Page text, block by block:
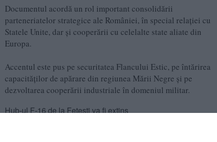
Documentul acordă un rol important consolidării
parteneriatelor strategice ale României, în special relației cu
Statele Unite, dar și cooperării cu celelalte state aliate din
Europa.
Accentul este pus pe securitatea Flancului Estic, pe întărirea
capacităților de apărare din regiunea Mării Negre și pe
dezvoltarea cooperării industriale în domeniul militar.
Hub-ul F-16 de la Fetești va fi extins